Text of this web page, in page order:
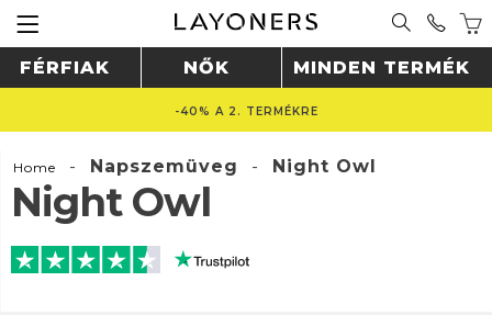
FÉRFIAK NŐK MINDEN TERMÉK
-40% A 2. TERMÉKRE
Home - Napszemüveg - Night Owl
Night Owl